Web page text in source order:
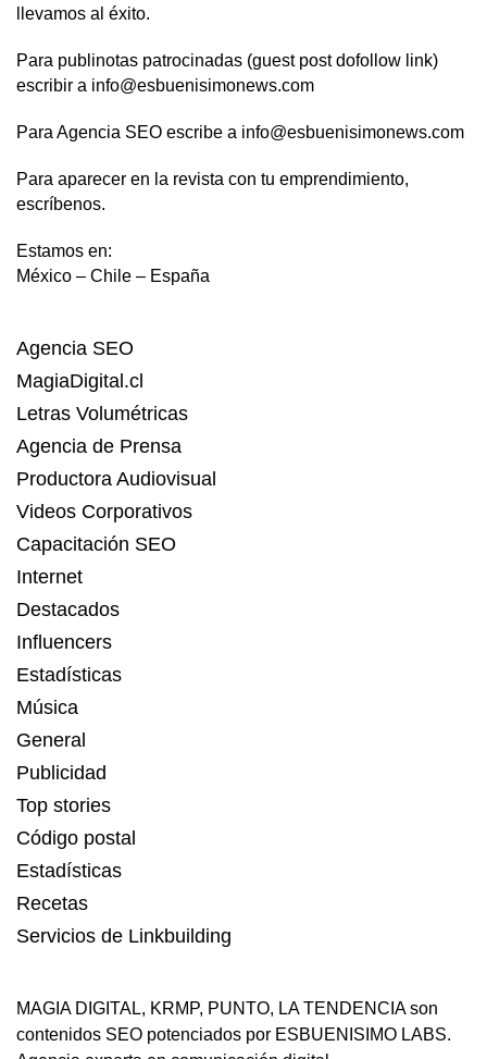
llevamos al éxito.
Para publinotas patrocinadas (guest post dofollow link)
escribir a info@esbuenisimonews.com
Para Agencia SEO escribe a info@esbuenisimonews.com
Para aparecer en la revista con tu emprendimiento,
escríbenos.
Estamos en:
México – Chile – España
Agencia SEO
MagiaDigital.cl
Letras Volumétricas
Agencia de Prensa
Productora Audiovisual
Videos Corporativos
Capacitación SEO
Internet
Destacados
Influencers
Estadísticas
Música
General
Publicidad
Top stories
Código postal
Estadísticas
Recetas
Servicios de Linkbuilding
MAGIA DIGITAL, KRMP, PUNTO, LA TENDENCIAson
contenidos SEO potenciados por ESBUENISIMO LABS.